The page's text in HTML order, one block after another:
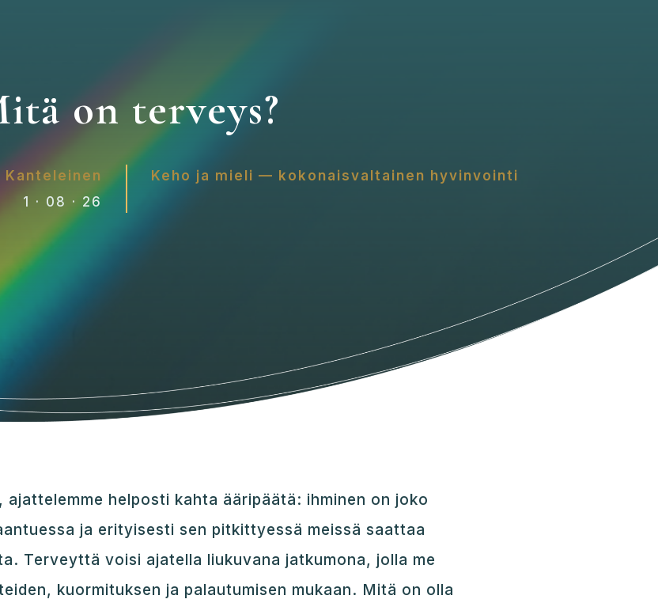
on terveys?
Kanteleinen
1 · 08 · 26
Keho ja mieli — kokonaisvaltainen hyvinvointi
ajattelemme helposti kahta ääripäätä: ihminen on joko
ja erityisesti sen pitkittyessä meissä saattaa
Terveyttä voisi ajatella liukuvana jatkumona, jolla me
kuormituksen ja palautumisen mukaan. Mitä on olla